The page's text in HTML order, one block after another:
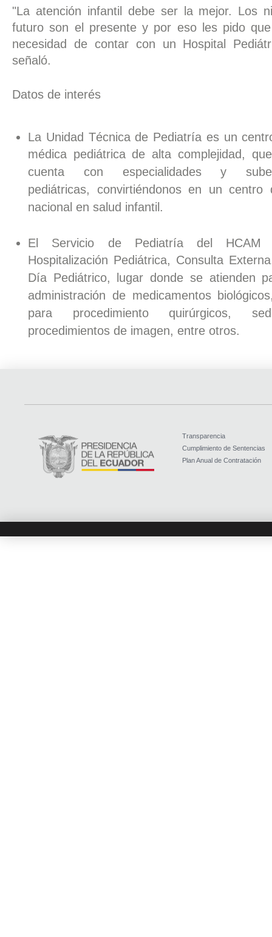
"La atención infantil debe ser la mejor. Los
futuro son el presente y por eso les pido
necesidad de contar con un Hospital
señaló.
Datos de interés
La Unidad Técnica de Pediatría es un
médica pediátrica de alta complejidad,
cuenta con especialidades y
pediátricas, convirtiéndonos en un centro
nacional en salud infantil.
El Servicio de Pediatría del HCAM
Hospitalización Pediátrica, Consulta
Día Pediátrico, lugar donde se atienden
administración de medicamentos
para procedimiento quirúrgicos,
procedimientos de imagen, entre otros.
Transparencia
Cumplimiento de Sentencias
Plan Anual de Contratación